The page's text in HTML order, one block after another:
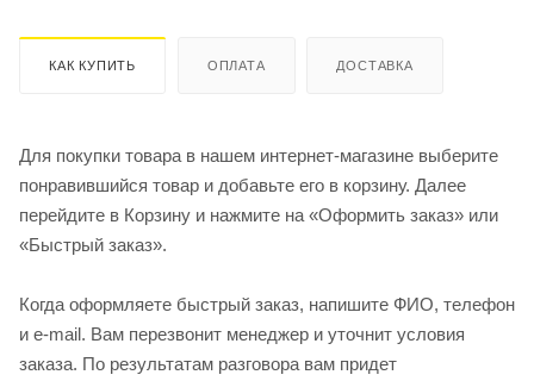
КАК КУПИТЬ ОПЛАТА ДОСТАВКА
Для покупки товара в нашем интернет-магазине выберите
понравившийся товар и добавьте его в корзину. Далее
перейдите в Корзину и нажмите на «Оформить заказ» или
«Быстрый заказ».
Когда оформляете быстрый заказ, напишите ФИО, телефон
и e-mail. Вам перезвонит менеджер и уточнит условия
заказа. По результатам разговора вам придет